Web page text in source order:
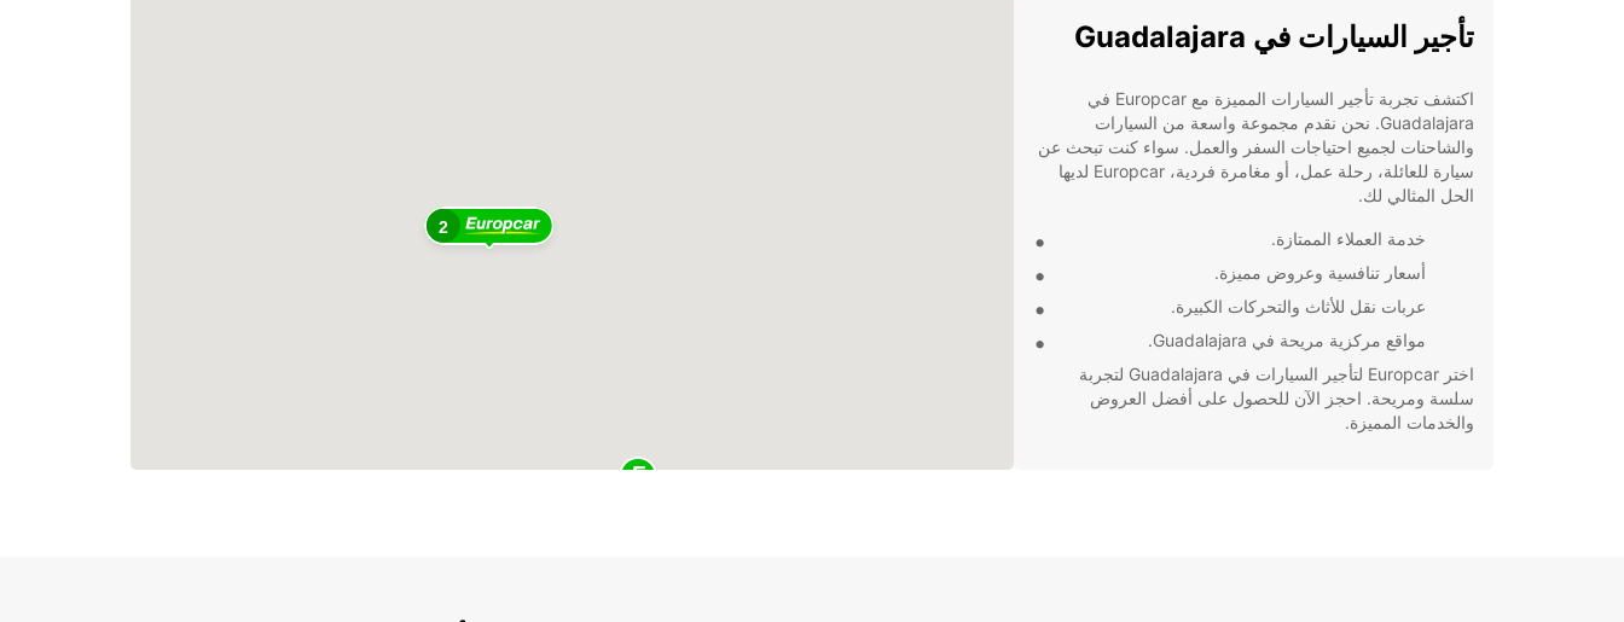
2
تأجير السيارات في Guadalajara
اكتشف تجربة تأجير السيارات المميزة مع Europcar في
Guadalajara. نحن نقدم مجموعة واسعة من السيارات
والشاحنات لجميع احتياجات السفر والعمل. سواء كنت تبحث عن
سيارة للعائلة، رحلة عمل، أو مغامرة فردية، Europcar لديها
الحل المثالي لك.
خدمة العملاء الممتازة.
أسعار تنافسية وعروض مميزة.
عربات نقل للأثاث والتحركات الكبيرة.
مواقع مركزية مريحة في Guadalajara.
اختر Europcar لتأجير السيارات في Guadalajara لتجربة
سلسة ومريحة. احجز الآن للحصول على أفضل العروض
والخدمات المميزة.